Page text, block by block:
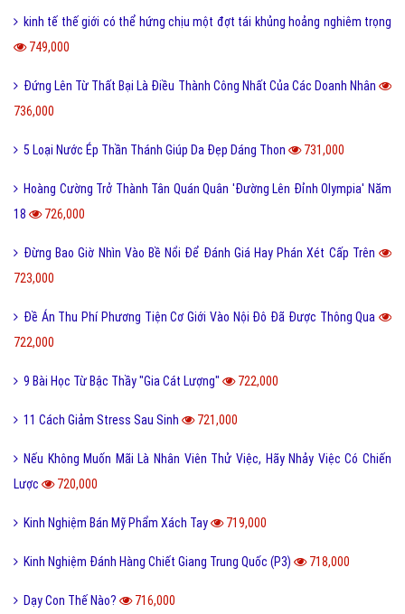
kinh tế thế giới có thể hứng chịu một đợt tái khủng hoảng nghiêm trọng
749,000
Đứng Lên Từ Thất Bại Là Điều Thành Công Nhất Của Các Doanh Nhân
736,000
5 Loại Nước Ép Thần Thánh Giúp Da Đẹp Dáng Thon 731,000
Hoàng Cường Trở Thành Tân Quán Quân 'Đường Lên Đỉnh Olympia' Năm
18
726,000
Đừng Bao Giờ Nhìn Vào Bề Nổi Để Đánh Giá Hay Phán Xét Cấp Trên
723,000
Đề Án Thu Phí Phương Tiện Cơ Giới Vào Nội Đô Đã Được Thông Qua
722,000
9 Bài Học Từ Bậc Thầy "Gia Cát Lượng" 722,000
11 Cách Giảm Stress Sau Sinh 721,000
Nếu Không Muốn Mãi Là Nhân Viên Thử Việc, Hãy Nhảy Việc Có Chiến
Lược
720,000
Kinh Nghiệm Bán Mỹ Phẩm Xách Tay 719,000
Kinh Nghiệm Đánh Hàng Chiết Giang Trung Quốc (P3) 718,000
Dạy Con Thế Nào? 716,000